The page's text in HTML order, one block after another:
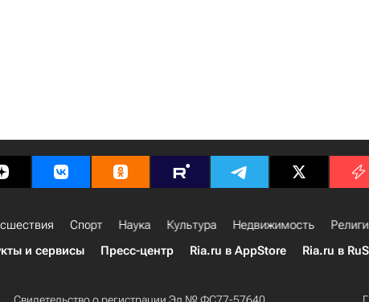
Спорт Наука Культура Недвижимость
и сервисы Пресс-центр Ria.ru в AppStore Ria.ru в